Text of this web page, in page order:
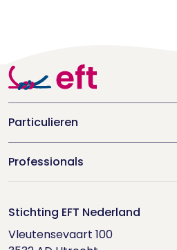
Particulieren
Vind jouw therapeut
Videoportal
Doe de relatietest
Houd me Vast-bijeenkomsten
Professionals
Trainingen
Stichting EFT Nederland
Vleutensevaart 100